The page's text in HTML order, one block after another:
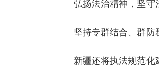
弘扬法治精神，坚守
坚持专群结合、群防
新疆还将执法规范